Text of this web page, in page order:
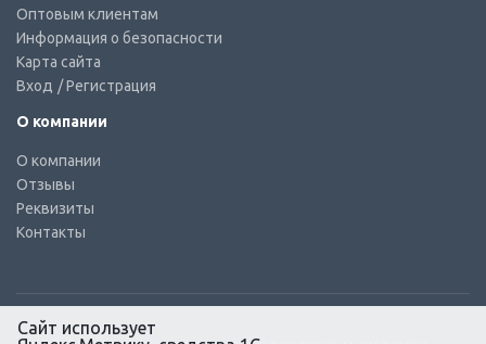
Оптовым клиентам
Информация о безопасности
Карта сайта
Вход / Регистрация
О компании
О компании
Отзывы
Реквизиты
Контакты
Сайт использует